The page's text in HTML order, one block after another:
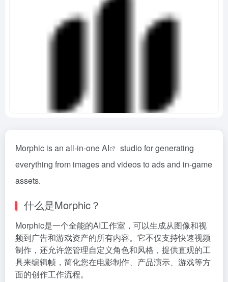
Morphic is an all-in-oneAI
studio for generating
everything from images and videos to ads and in-game
assets.
什么是Morphic？
Morphic是一个全能的AI工作室，可以生成从图像和视
频到广告和游戏资产的所有内容。它不仅支持快速视频
制作，还允许您管理自定义角色和风格，提供直观的工
具来编辑帧，简化您在电影制作、产品演示、游戏等方
面的创作工作流程。